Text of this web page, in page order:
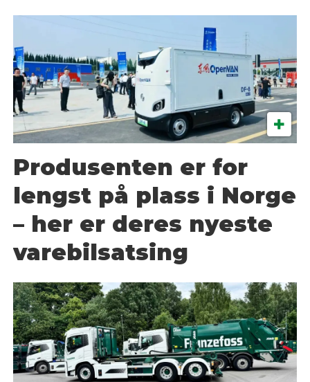
Produsenten er for
lengst på plass i Norge
– her er deres nyeste
varebilsatsing